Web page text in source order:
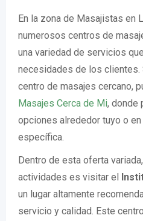
En la zona de Masajistas en
numerosos centros de
una variedad de servicios
necesidades de los clientes.
centro de masajes cercano,
Masajes Cerca de Mi, donde
opciones alrededor tuyo o
específica.
Dentro de esta oferta
actividades es visitar el
un lugar altamente
servicio y calidad. Este